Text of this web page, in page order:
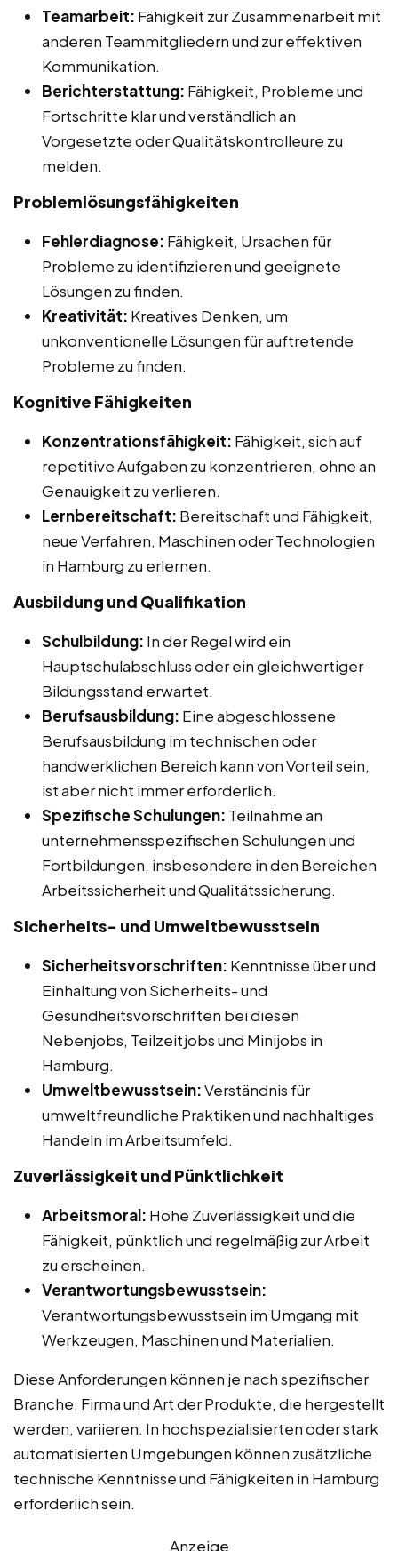
Teamarbeit: Fähigkeit zur Zusammenarbeit mit
anderen Teammitgliedern und zur effektiven
Kommunikation.
Berichterstattung: Fähigkeit, Probleme und
Fortschritte klar und verständlich an
Vorgesetzte oder Qualitätskontrolleure zu
melden.
Problemlösungsfähigkeiten
Fehlerdiagnose: Fähigkeit, Ursachen für
Probleme zu identifizieren und geeignete
Lösungen zu finden.
Kreativität: Kreatives Denken, um
unkonventionelle Lösungen für auftretende
Probleme zu finden.
Kognitive Fähigkeiten
Konzentrationsfähigkeit: Fähigkeit, sich auf
repetitive Aufgaben zu konzentrieren, ohne an
Genauigkeit zu verlieren.
Lernbereitschaft: Bereitschaft und Fähigkeit,
neue Verfahren, Maschinen oder Technologien
in Hamburg zu erlernen.
Ausbildung und Qualifikation
Schulbildung: In der Regel wird ein
Hauptschulabschluss oder ein gleichwertiger
Bildungsstand erwartet.
Berufsausbildung: Eine abgeschlossene
Berufsausbildung im technischen oder
handwerklichen Bereich kann von Vorteil sein,
ist aber nicht immer erforderlich.
Spezifische Schulungen: Teilnahme an
unternehmensspezifischen Schulungen und
Fortbildungen, insbesondere in den Bereichen
Arbeitssicherheit und Qualitätssicherung.
Sicherheits- und Umweltbewusstsein
Sicherheitsvorschriften: Kenntnisse über und
Einhaltung von Sicherheits- und
Gesundheitsvorschriften bei diesen
Nebenjobs, Teilzeitjobs und Minijobs in
Hamburg.
Umweltbewusstsein:Verständnis für
umweltfreundliche Praktiken und nachhaltiges
Handeln im Arbeitsumfeld.
Zuverlässigkeit und Pünktlichkeit
Arbeitsmoral: Hohe Zuverlässigkeit und die
Fähigkeit, pünktlich und regelmäßig zur Arbeit
zu erscheinen.
Verantwortungsbewusstsein:
Verantwortungsbewusstsein im Umgang mit
Werkzeugen, Maschinen und Materialien.
Diese Anforderungen können je nach spezifischer
Branche, Firma und Art der Produkte, die hergestellt
werden, variieren. In hochspezialisierten oder stark
automatisierten Umgebungen können zusätzliche
technische Kenntnisse und Fähigkeiten in Hamburg
erforderlich sein.
Anzeige